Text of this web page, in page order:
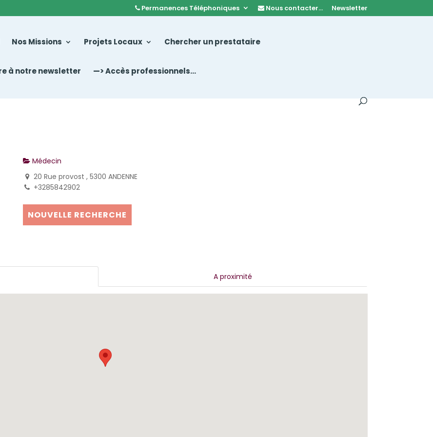
Permanences Téléphoniques Nous contacter… Newsletter
Nos Missions Projets Locaux Chercher un prestataire
à notre newsletter —> Accès professionnels…
Médecin
20 Rue provost , 5300 ANDENNE
+3285842902
NOUVELLE RECHERCHE
A proximité